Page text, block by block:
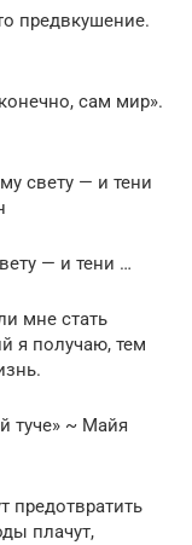
предвкушение.
сам мир».
свету — и тени
— и тени …
мне стать
я получаю, тем
туче» ~ Майя
предотвратить
плачут,